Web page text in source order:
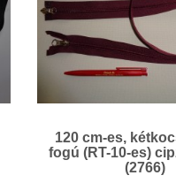
120 cm-es,
fogú (RT-10-es)
(2766)